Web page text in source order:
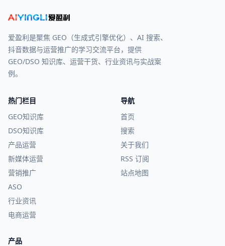
爱盈利是聚焦 GEO（生成式引擎优化）、AI 搜索、
抖音数据与运营推广的学习交流平台，提供
GEO/DSO 知识库、运营干货、行业资讯与实战案
例。
热门栏目
GEO知识库
DSO知识库
产品运营
新媒体运营
营销推广
ASO
行业资讯
电商运营
导航
首页
搜索
关于我们
RSS 订阅
站点地图
产品